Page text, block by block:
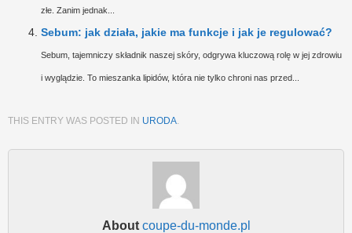
złe. Zanim jednak...
Sebum: jak działa, jakie ma funkcje i jak je regulować?
Sebum, tajemniczy składnik naszej skóry, odgrywa kluczową rolę w jej zdrowiu
i wyglądzie. To mieszanka lipidów, która nie tylko chroni nas przed...
THIS ENTRY WAS POSTED IN URODA
About coupe-du-monde.pl